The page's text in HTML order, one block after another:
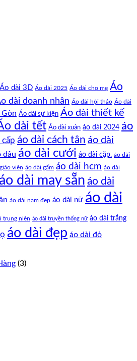
Áo dài 3D Áo dài 2025 Áo dài cho mẹ Áo
dài doanh nhân Áo dài hội thảo Áo dài
Gòn Áo dài sự kiện Áo dài thiết kế
dài tết Áo dài xuân áo dài 2024 áo
cấp áo dài cách tân áo dài
dâu áo dài cưới áo dài cặp. áo dài
viên áo dài gấm áo dài hcm áo dài
dài may sẵn áo dài
áo dài nam đẹp áo dài nữ áo dài
trung niên áo dài truyền thống nữ áo dài trắng
áo dài đẹp áo dài đỏ
(3)